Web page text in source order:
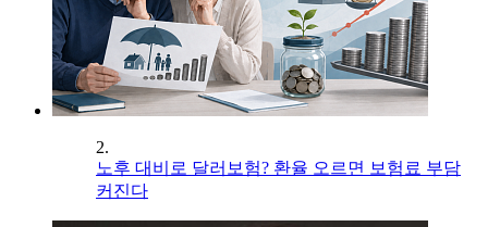
2.
노후 대비로 달러보험? 환율 오르면 보험료 부담
커진다